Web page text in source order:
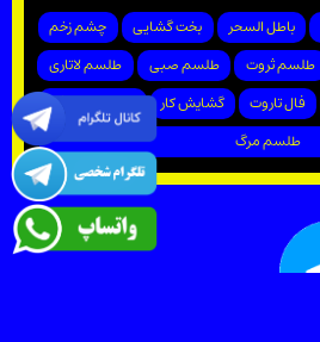
باطل السحر بخت گشایی
چشم زخم
طلسم ثروت طلسم صبی
طلسم لاتاری
فال تاروت گشایش کار
پیروزی در دادگاه
طلسم مرگ